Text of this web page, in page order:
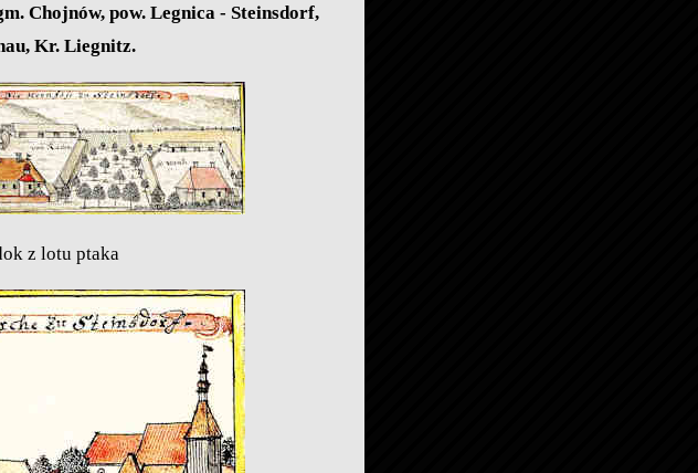
Chojnów, pow. Legnica - Steinsdorf,
Kr. Liegnitz.
z lotu ptaka